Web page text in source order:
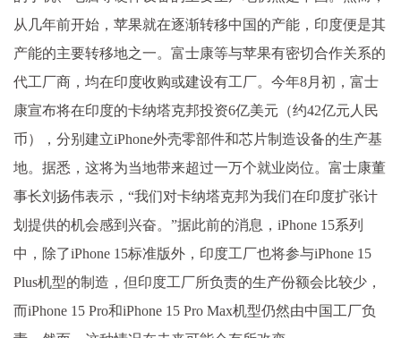
从几年前开始，苹果就在逐渐转移中国的产能，印度便是其
产能的主要转移地之一。富士康等与苹果有密切合作关系的
代工厂商，均在印度收购或建设有工厂。今年8月初，富士
康宣布将在印度的卡纳塔克邦投资6亿美元（约42亿元人民
币），分别建立iPhone外壳零部件和芯片制造设备的生产基
地。据悉，这将为当地带来超过一万个就业岗位。富士康董
事长刘扬伟表示，“我们对卡纳塔克邦为我们在印度扩张计
划提供的机会感到兴奋。”据此前的消息，iPhone 15系列
中，除了iPhone 15标准版外，印度工厂也将参与iPhone 15
Plus机型的制造，但印度工厂所负责的生产份额会比较少，
而iPhone 15 Pro和iPhone 15 Pro Max机型仍然由中国工厂负